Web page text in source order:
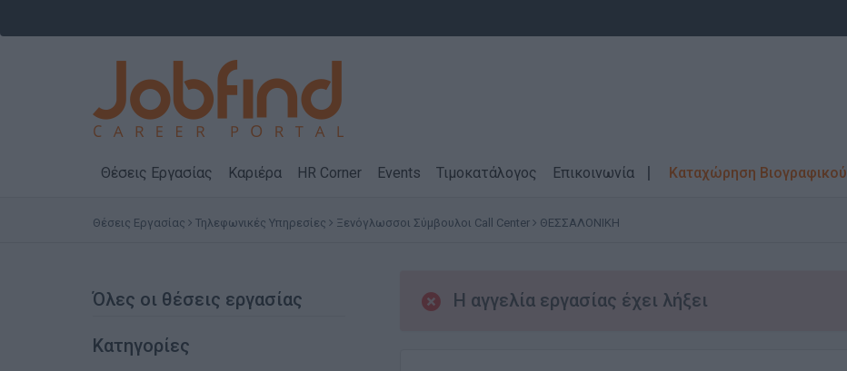
Θέσεις Εργασίας Καριέρα HR Corner Events Τιμοκατάλογος Επικοινωνία Καταχώρηση Βιογραφικού
Θέσεις Εργασίας Τηλεφωνικές Υπηρεσίες Ξενόγλωσσοι Σύμβουλοι Call Center ΘΕΣΣΑΛΟΝΙΚΗ
Όλες οι θέσεις εργασίας
Κατηγορίες
Η αγγελία εργασίας έχει λήξει